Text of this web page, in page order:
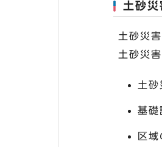
土砂災
土砂災
土砂災
土砂
基礎
区域